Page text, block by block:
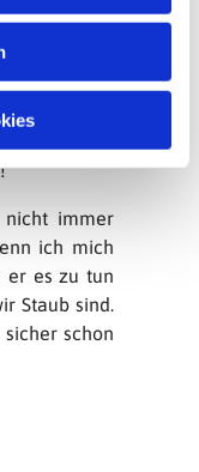
Leben fehlt
nicht immer
ich mich
er es zu tun
Staub sind.
schon